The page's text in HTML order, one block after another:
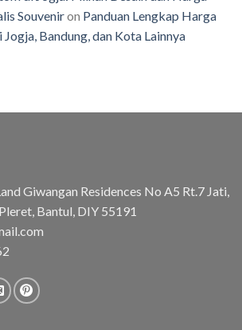
Souveniron Panduan Lengkap Harga
Bandung, dan Kota Lainnya
Giwangan Residences No A5 Rt.7 Jati,
Bantul, DIY 55191